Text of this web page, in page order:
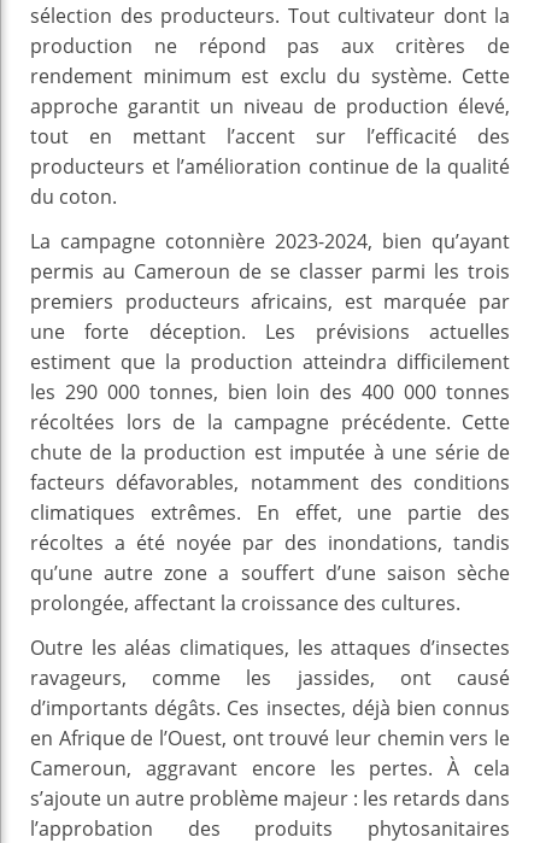
sélection des producteurs. Tout cultivateur dont la
production ne répond pas aux critères de
rendement minimum est exclu du système. Cette
approche garantit un niveau de production élevé,
tout en mettant l’accent sur l’efficacité des
producteurs et l’amélioration continue de la qualité
du coton.
La campagne cotonnière 2023-2024, bien qu’ayant
permis au Cameroun de se classer parmi les trois
premiers producteurs africains, est marquée par
une forte déception. Les prévisions actuelles
estiment que la production atteindra difficilement
les 290 000 tonnes, bien loin des 400 000 tonnes
récoltées lors de la campagne précédente. Cette
chute de la production est imputée à une série de
facteurs défavorables, notamment des conditions
climatiques extrêmes. En effet, une partie des
récoltes a été noyée par des inondations, tandis
qu’une autre zone a souffert d’une saison sèche
prolongée, affectant la croissance des cultures.
Outre les aléas climatiques, les attaques d’insectes
ravageurs, comme les jassides, ont causé
d’importants dégâts. Ces insectes, déjà bien connus
en Afrique de l’Ouest, ont trouvé leur chemin vers le
Cameroun, aggravant encore les pertes. À cela
s’ajoute un autre problème majeur : les retards dans
l’approbation des produits phytosanitaires